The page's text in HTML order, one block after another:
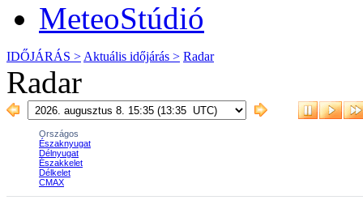
MeteoStúdió
IDŐJÁRÁS > Aktuális időjárás > Radar
Radar